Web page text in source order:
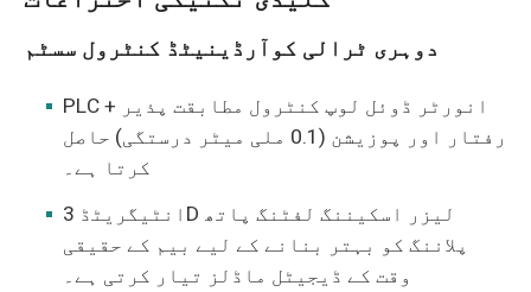
دوہری ٹرالی کوآرڈینیٹڈ کنٹرول سسٹم
PLC + انورٹر ڈوئل لوپ کنٹرول مطابقت پذیر
رفتار اور پوزیشن (0.1 ملی میٹر درستگی) حاصل
کرتا ہے۔
انٹیگریٹڈ 3D لیزر اسکیننگ لفٹنگ پاتھ
پلاننگ کو بہتر بنانے کے لیے بیم کے حقیقی
وقت کے ڈیجیٹل ماڈلز تیار کرتی ہے۔